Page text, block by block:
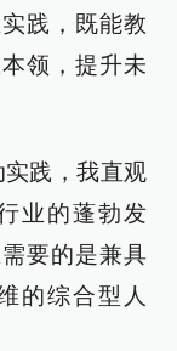
践，既能教
领，提升未
践，我直观
业的蓬勃发
要的是兼具
的综合型人